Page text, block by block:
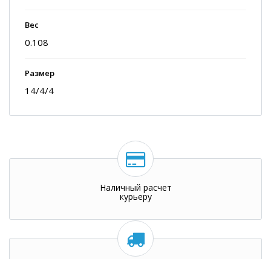
Вес
0.108
Размер
14/4/4
Наличный расчет
курьеру